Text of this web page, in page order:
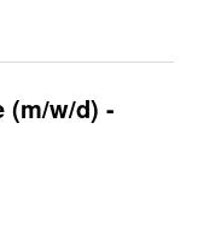
(m/w/d) -